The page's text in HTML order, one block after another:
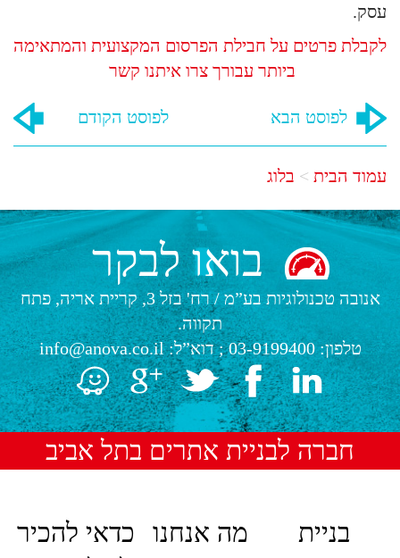
עסק.
לקבלת פרטים על חבילת הפרסום המקצועית והמתאימה
ביותר עבורך צרו איתנו קשר
לפוסט הקודם לפוסט הבא
עמוד הבית בלוג
בואו לבקר
אנובה טכנולוגיות בע”מ/
רח' בזל 3, קריית אריה, פתח
תקווה.
טלפון:03-9199400; דוא”ל:info@anova.co.il
חברה לבניית אתרים בתל אביב
בניית
מה אנחנו
כדאי להכיר